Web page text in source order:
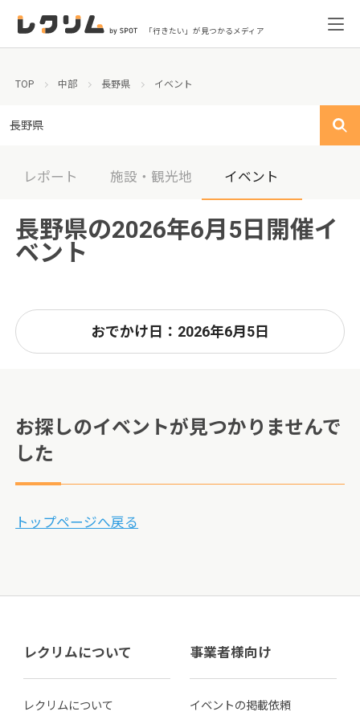
「行きたい」が見つかるメディア
TOP 中部 長野県 イベント
長野県
レポート 施設・観光地 イベント
長野県の2026年6月5日開催イ
ベント
おでかけ日：2026年6月5日
お探しのイベントが見つかりませんで
した
トップページへ戻る
レクリムについて
レクリムについて
事業者様向け
イベントの掲載依頼